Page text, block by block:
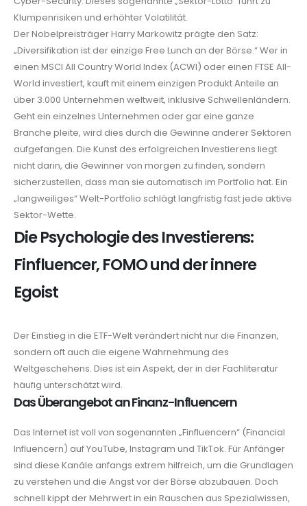
Klumpenrisiken und erhöhter Volatilität.
Der Nobelpreisträger Harry Markowitz prägte den Satz:
„Diversifikation ist der einzige Free Lunch an der Börse.“ Wer in
einen MSCI All Country World Index (ACWI) oder einen FTSE All-
World investiert, kauft mit einem einzigen Produkt Anteile an
über 3.000 Unternehmen weltweit, inklusive Schwellenländern.
Geht ein einzelnes Unternehmen oder gar eine ganze
Branche pleite, wird dies durch die Gewinne anderer Sektoren
aufgefangen. Die Kunst des erfolgreichen Investierens liegt
nicht darin, die Gewinner von morgen zu finden, sondern
sicherzustellen, dass man sie automatisch im Portfolio hat. Ein
„langweiliges“ Welt-Portfolio schlägt langfristig fast jede aktive
Sektor-Wette.
Die Psychologie des Investierens:
Finfluencer, FOMO und der innere
Egoist
Der Einstieg in die ETF-Welt verändert nicht nur die Finanzen,
sondern oft auch die eigene Wahrnehmung des
Weltgeschehens. Dies ist ein Aspekt, der in der Fachliteratur
häufig unterschätzt wird.
Das Überangebot an Finanz-Influencern
Das Internet ist voll von sogenannten „Finfluencern“ (Financial
Influencern) auf YouTube, Instagram und TikTok. Für Anfänger
sind diese Kanäle anfangs extrem hilfreich, um die Grundlagen
zu verstehen und die Angst vor der Börse abzubauen. Doch
schnell kippt der Mehrwert in ein Rauschen aus Spezialwissen,